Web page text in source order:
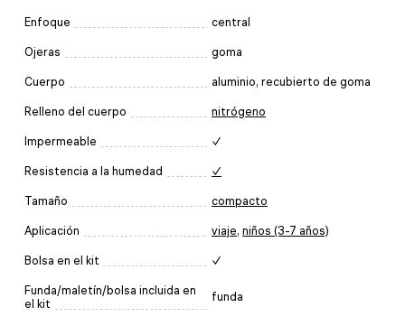
Enfoque central
Ojeras goma
Cuerpo aluminio, recubierto de goma
Relleno del cuerpo nitrógeno
Impermeable ✓
Resistencia a la humedad ✓
Tamaño compacto
Aplicación viaje, niños (3-7 años)
Bolsa en el kit ✓
Funda/maletín/bolsa incluida en
el kit
funda